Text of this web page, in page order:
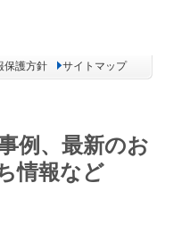
保護方針 サイトマップ
例、最新のお
情報など